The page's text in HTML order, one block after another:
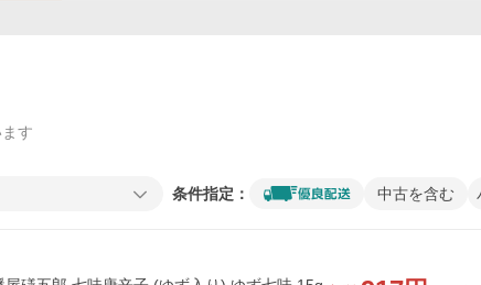
す
条件指定： 中古を含む